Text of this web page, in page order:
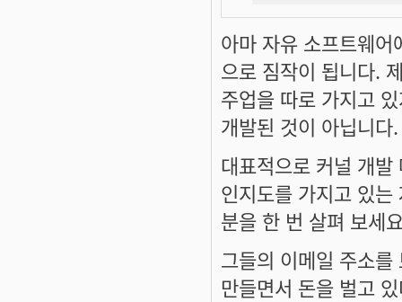
아마 자유 소프트웨
으로 짐작이 됩니다.
주업을 따로 가지고
개발된 것이 아닙니다.
대표적으로 커널 개
인지도를 가지고 있
분을 한 번 살펴 보세
그들의 이메일 주소
만들면서 돈을 벌고